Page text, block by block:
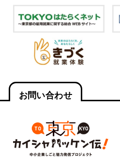
お問い合わせ